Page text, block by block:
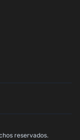
con nosotros
reservados.